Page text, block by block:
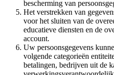
bescherming van
Het verstrekken van
voor het sluiten van de
educatieve diensten en de
account.
Uw persoonsgegevens
volgende categorieën
betalingen, bedrijven uit de